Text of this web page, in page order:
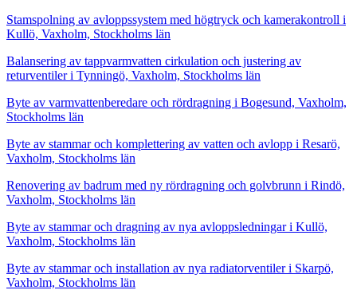
Stamspolning av avloppssystem med högtryck och kamerakontroll i
Kullö, Vaxholm, Stockholms län
Balansering av tappvarmvatten cirkulation och justering av
returventiler i Tynningö, Vaxholm, Stockholms län
Byte av varmvattenberedare och rördragning i Bogesund, Vaxholm,
Stockholms län
Byte av stammar och komplettering av vatten och avlopp i Resarö,
Vaxholm, Stockholms län
Renovering av badrum med ny rördragning och golvbrunn i Rindö,
Vaxholm, Stockholms län
Byte av stammar och dragning av nya avloppsledningar i Kullö,
Vaxholm, Stockholms län
Byte av stammar och installation av nya radiatorventiler i Skarpö,
Vaxholm, Stockholms län